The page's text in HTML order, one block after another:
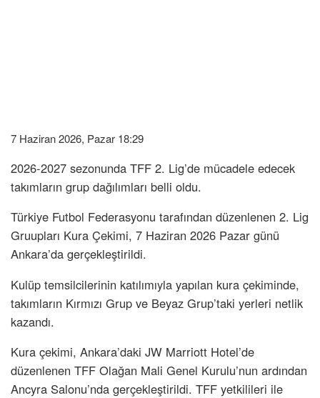
7 Haziran 2026, Pazar 18:29
2026-2027 sezonunda TFF 2. Lig’de mücadele edecek
takımların grup dağılımları belli oldu.
Türkiye Futbol Federasyonu tarafından düzenlenen 2. Lig
Gruupları Kura Çekimi, 7 Haziran 2026 Pazar günü
Ankara’da gerçekleştirildi.
Kulüp temsilcilerinin katılımıyla yapılan kura çekiminde,
takımların Kırmızı Grup ve Beyaz Grup’taki yerleri netlik
kazandı.
Kura çekimi, Ankara’daki JW Marriott Hotel’de
düzenlenen TFF Olağan Mali Genel Kurulu’nun ardından
Ancyra Salonu’nda gerçekleştirildi. TFF yetkilileri ile